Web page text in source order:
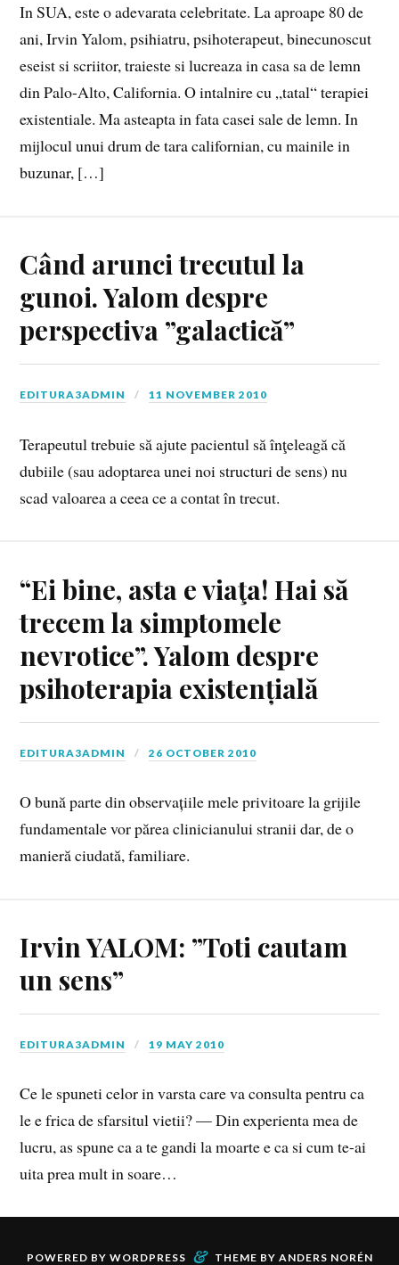
In SUA, este o adevarata celebritate. La aproape 80 de
ani, Irvin Yalom, psihiatru, psihoterapeut, binecunoscut
eseist si scriitor, traieste si lucreaza in casa sa de lemn
din Palo-Alto, California. O intalnire cu „tatal“ terapiei
existentiale. Ma asteapta in fata casei sale de lemn. In
mijlocul unui drum de tara californian, cu mainile in
buzunar, […]
Când arunci trecutul la
gunoi. Yalom despre
perspectiva ”galactică”
EDITURA3ADMIN 11 NOVEMBER 2010
Terapeutul trebuie să ajute pacientul să înţeleagă că
dubiile (sau adoptarea unei noi structuri de sens) nu
scad valoarea a ceea ce a contat în trecut.
“Ei bine, asta e viaţa! Hai să
trecem la simptomele
nevrotice”. Yalom despre
psihoterapia existențială
EDITURA3ADMIN 26 OCTOBER 2010
O bună parte din observațiile mele privitoare la grijile
fundamentale vor părea clinicianului stranii dar, de o
manieră ciudată, familiare.
Irvin YALOM: ”Toti cautam
un sens”
EDITURA3ADMIN 19 MAY 2010
Ce le spuneti celor in varsta care va consulta pentru ca
le e frica de sfarsitul vietii? — Din experienta mea de
lucru, as spune ca a te gandi la moarte e ca si cum te-ai
uita prea mult in soare…
POWERED BY WORDPRESS & THEME BY ANDERS NORÉN